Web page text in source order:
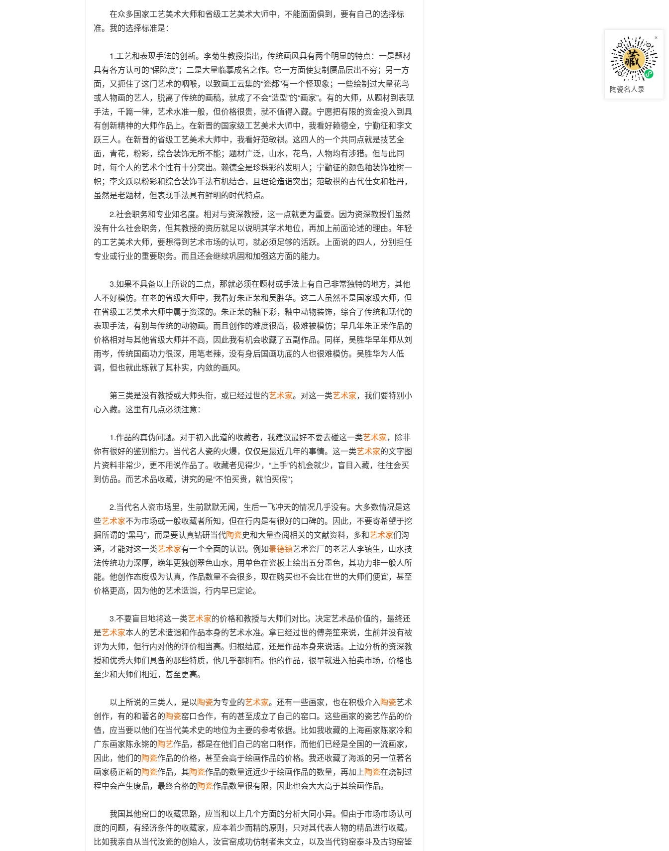
×
陶瓷名人录
在众多国家工艺美术大师和省级工艺美术大师中，不能面面俱到，要有自己的选择标
准。我的选择标准是：
1.工艺和表现手法的创新。李菊生教授指出，传统画风具有两个明显的特点：一是题材
具有各方认可的“保险度”；二是大量临摹成名之作。它一方面使复制赝品层出不穷；另一方
面，又扼住了这门艺术的咽喉，以致画工云集的“瓷都”有一个怪现象；一些绘制过大量花鸟
或人物画的艺人，脱离了传统的画稿，就成了不会“造型”的“画家”。有的大师，从题材到表现
手法，千篇一律，艺术水准一般，但价格很贵，就不值得入藏。宁愿把有限的资金投入到具
有创新精神的大师作品上。在新晋的国家级工艺美术大师中，我看好赖德全，宁勤征和李文
跃三人。在新晋的省级工艺美术大师中，我看好范敏祺。这四人的一个共同点就是技艺全
面，青花，粉彩，综合装饰无所不能；题材广泛，山水，花鸟，人物均有涉猎。但与此同
时，每个人的艺术个性有十分突出。赖德全是珍珠彩的发明人；宁勤征的颜色釉装饰独树一
帜；李文跃以粉彩和综合装饰手法有机结合，且理论造诣突出；范敏祺的古代仕女和牡丹，
虽然是老题材，但表现手法具有鲜明的时代特点。
2.社会职务和专业知名度。相对与资深教授，这一点就更为重要。因为资深教授们虽然
没有什么社会职务，但其教授的资历就足以说明其学术地位，再加上前面论述的理由。年轻
的工艺美术大师，要想得到艺术市场的认可，就必须足够的活跃。上面说的四人，分别担任
专业或行业的重要职务。而且还会继续巩固和加强这方面的能力。
3.如果不具备以上所说的二点，那就必须在题材或手法上有自己非常独特的地方，其他
人不好模仿。在老的省级大师中，我看好朱正荣和吴胜华。这二人虽然不是国家级大师，但
在省级工艺美术大师中属于资深的。朱正荣的釉下彩，釉中动物装饰，综合了传统和现代的
表现手法，有别与传统的动物画。而且创作的难度很高，极难被模仿；早几年朱正荣作品的
价格相对与其他省级大师并不高，因此我有机会收藏了五副作品。同样，吴胜华早年师从刘
雨岑，传统国画功力很深，用笔老辣，没有身后国画功底的人也很难模仿。吴胜华为人低
调，但也就此练就了其朴实，内敛的画风。
第三类是没有教授或大师头衔，或已经过世的艺术家。对这一类艺术家，我们要特别小
心入藏。这里有几点必须注意：
1.作品的真伪问题。对于初入此道的收藏者，我建议最好不要去碰这一类艺术家，除非
你有很好的鉴别能力。当代名人瓷的火爆，仅仅是最近几年的事情。这一类艺术家的文字图
片资料非常少，更不用说作品了。收藏者见得少，“上手”的机会就少，盲目入藏，往往会买
到仿品。而艺术品收藏，讲究的是“不怕买贵，就怕买假”；
2.当代名人瓷市场里，生前默默无闻，生后一飞冲天的情况几乎没有。大多数情况是这
些艺术家不为市场或一般收藏者所知，但在行内是有很好的口碑的。因此，不要寄希望于挖
掘所谓的“黑马”，而是要认真钻研当代陶瓷史和大量查阅相关的文献资料，多和艺术家们沟
通，才能对这一类艺术家有一个全面的认识。例如景德镇艺术瓷厂的老艺人李镇生，山水技
法传统功力深厚，晚年更独创翠色山水，用单色在瓷板上绘出五分墨色，其功力非一般人所
能。他创作态度极为认真，作品数量不会很多，现在购买也不会比在世的大师们便宜，甚至
价格更高，因为他的艺术造诣，行内早已定论。
3.不要盲目地将这一类艺术家的价格和教授与大师们对比。决定艺术品价值的，最终还
是艺术家本人的艺术造诣和作品本身的艺术水准。拿已经过世的傅尧笙来说，生前并没有被
评为大师，但行内对他的评价相当高。归根结底，还是作品本身来说话。上边分析的资深教
授和优秀大师们具备的那些特质，他几乎都拥有。他的作品，很早就进入拍卖市场，价格也
至少和大师们相近，甚至更高。
以上所说的三类人，是以陶瓷为专业的艺术家。还有一些画家，也在积极介入陶瓷艺术
创作，有的和著名的陶瓷窑口合作，有的甚至成立了自己的窑口。这些画家的瓷艺作品的价
值，应当要以他们在当代美术史的地位为主要的参考依据。比如我收藏的上海画家陈家冷和
广东画家陈永锵的陶艺作品，都是在他们自己的窑口制作，而他们已经是全国的一流画家，
因此，他们的陶瓷作品的价格，甚至会高于绘画作品的价格。我还收藏了海派的另一位著名
画家杨正新的陶瓷作品，其陶瓷作品的数量远远少于绘画作品的数量，再加上陶瓷在烧制过
程中会产生废品，最终合格的陶瓷作品数量很有限，因此也会大大高于其绘画作品。
我国其他窑口的收藏思路，应当和以上几个方面的分析大同小异。但由于市场市场认可
度的问题，有经济条件的收藏家，应本着少而精的原则，只对其代表人物的精品进行收藏。
比如我亲自从当代汝瓷的创始人，汝官窑成功仿制者朱文立，以及当代钧窑泰斗及古钧窑鉴